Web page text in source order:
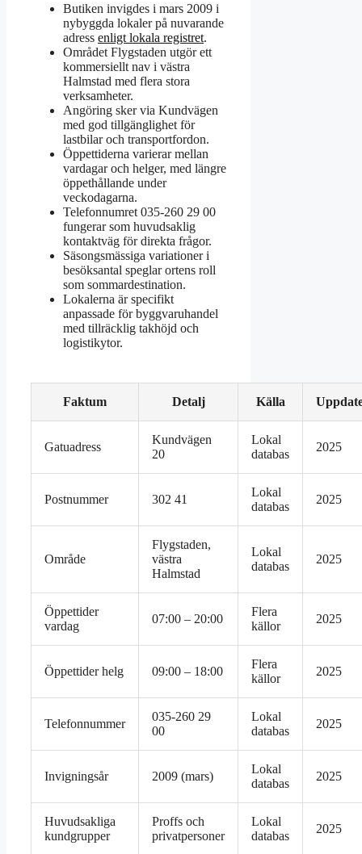
Butiken invigdes i mars 2009 i
nybyggda lokaler på nuvarande
adress enligt lokala registret.
Området Flygstaden utgör ett
kommersiellt nav i västra
Halmstad med flera stora
verksamheter.
Angöring sker via Kundvägen
med god tillgänglighet för
lastbilar och transportfordon.
Öppettiderna varierar mellan
vardagar och helger, med längre
öppethållande under
veckodagarna.
Telefonnumret 035-260 29 00
fungerar som huvudsaklig
kontaktväg för direkta frågor.
Säsongsmässiga variationer i
besöksantal speglar ortens roll
som sommardestination.
Lokalerna är specifikt
anpassade för byggvaruhandel
med tillräcklig takhöjd och
logistikytor.
Faktum Detalj Källa
Gatuadress
Kundvägen
20
Lokal
databas
2025
Postnummer 302 41
Lokal
databas
2025
Område
Flygstaden,
västra
Halmstad
Lokal
databas
2025
Öppettider
vardag
07:00 – 20:00
Flera
källor
2025
Öppettider helg 09:00 – 18:00
Flera
källor
2025
Telefonnummer
035-260 29
00
Lokal
databas
2025
Invigningsår 2009 (mars)
Lokal
databas
2025
Huvudsakliga
kundgrupper
Proffs och
privatpersoner
Lokal
databas
2025